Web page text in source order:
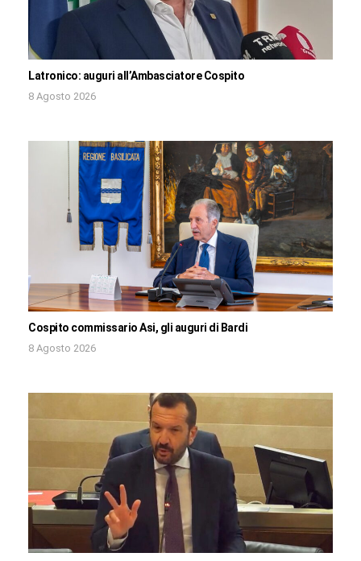
Latronico: auguri all’Ambasciatore Cospito
8 Agosto 2026
Cospito commissario Asi, gli auguri di Bardi
8 Agosto 2026